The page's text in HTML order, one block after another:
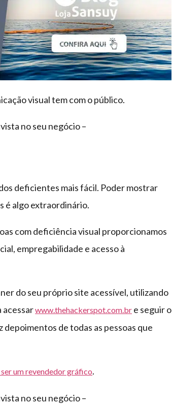
visual tem com o público.
no seu negócio –
deficientes mais fácil. Poder mostrar
é algo extraordinário.
com deficiência visual proporcionamos
empregabilidade e acesso à
do seu próprio site acessível, utilizando
acessarwww.thehackerspot.com.br e seguir o
de todas as pessoas que
um revendedor gráfico.
no seu negócio –